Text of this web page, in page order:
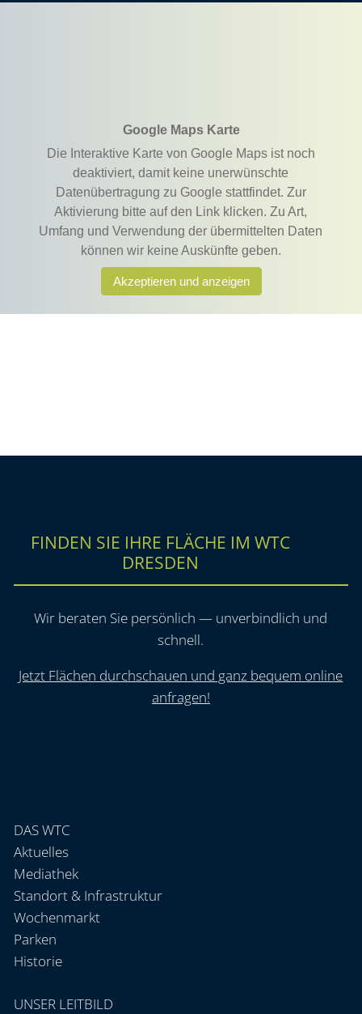
FINDEN SIE IHRE FLÄCHE IM WTC
DRESDEN
Wir beraten Sie persönlich — unverbindlich und
schnell.
Jetzt Flächen durchschauen und ganz bequem online
anfragen!
DAS WTC
Aktuelles
Mediathek
Standort & Infrastruktur
Wochenmarkt
Parken
Historie
UNSER LEITBILD